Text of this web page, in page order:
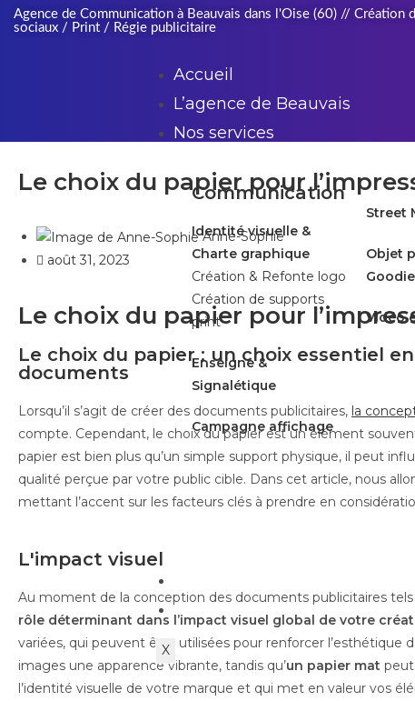
Agence de Communication à Beauvais dans l'Oise (60) // Création
sociaux / Print / Régie publicitaire
Accueil
L’agence de Beauvais
Nos services
Communication
Identité visuelle &
Charte graphique
Création & Refonte logo
Création de supports
print
Enseigne &
Signalétique
Campagne affichage
Street
Objet
Vidéo
Contact
X
Le choix du papier pour
Anne-Sophie
août 31, 2023
Le choix du papier pour
Le choix du papier : un choix essentiel
documents
Lorsqu’il s’agit de créer des documents publicitaires, la
compte. Cependant, le choix du papier est un élément
papier est bien plus qu’un simple support physique, il peut
qualité perçue par votre public cible. Dans cet article, nous
mettant l’accent sur les facteurs clés à prendre en
L'impact visuel
Au moment de la conception des documents publicitaires
rôle déterminant dans l’impact visuel global de votre
variées, qui peuvent être utilisées pour renforcer l’esthétique
images une apparence vibrante, tandis qu’un papier mat peut
l’identité visuelle de votre marque et qui met en valeur vos